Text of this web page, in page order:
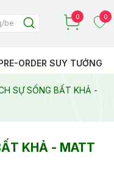
0 0
ORDER SUY TƯỞNG
SỰ SỐNG BẤT KHẢ -
KHẢ - MATT